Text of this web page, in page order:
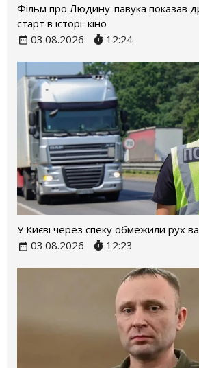
Фільм про Людину-павука показав
старт в історії кіно
03.08.2026
12:24
У Києві через спеку обмежили рух
03.08.2026
12:23